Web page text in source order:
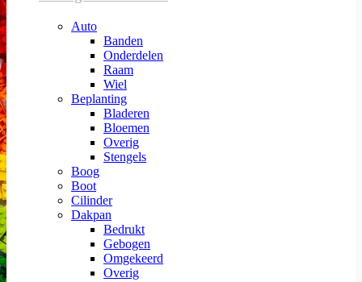
Auto
Banden
Onderdelen
Raam
Wiel
Beplanting
Bladeren
Bloemen
Overig
Stengels
Boog
Boot
Cilinder
Dakpan
Bedrukt
Gebogen
Omgekeerd
Overig